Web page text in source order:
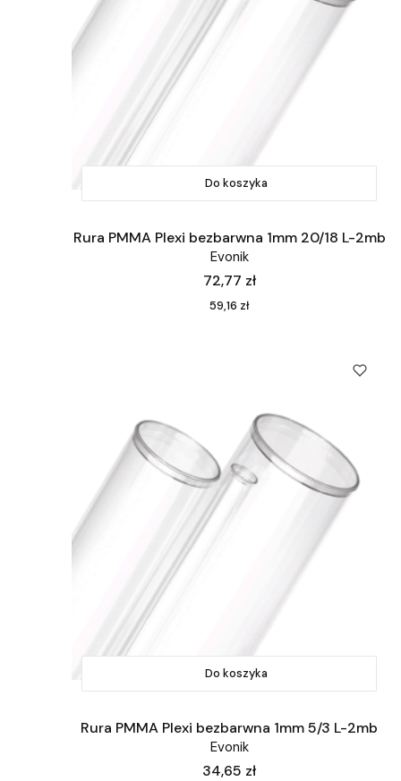
Do koszyka
Rura PMMA Plexi bezbarwna 1mm 20/18 L-2mb
Evonik
Cena
72,77 zł
Cena
59,16 zł
Do koszyka
Rura PMMA Plexi bezbarwna 1mm 5/3 L-2mb
Evonik
Cena
34,65 zł